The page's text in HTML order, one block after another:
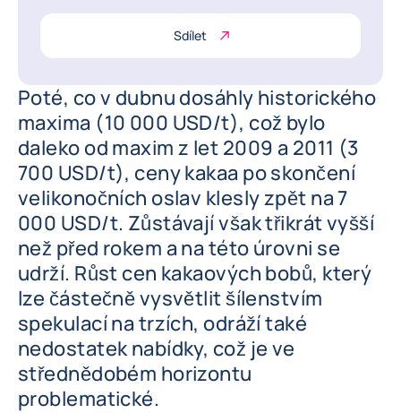
Sdílet
Poté, co v dubnu dosáhly historického
maxima (10 000 USD/t), což bylo
daleko od maxim z let 2009 a 2011 (3
700 USD/t), ceny kakaa po skončení
velikonočních oslav klesly zpět na 7
000 USD/t. Zůstávají však třikrát vyšší
než před rokem a na této úrovni se
udrží. Růst cen kakaových bobů, který
lze částečně vysvětlit šílenstvím
spekulací na trzích, odráží také
nedostatek nabídky, což je ve
střednědobém horizontu
problematické.